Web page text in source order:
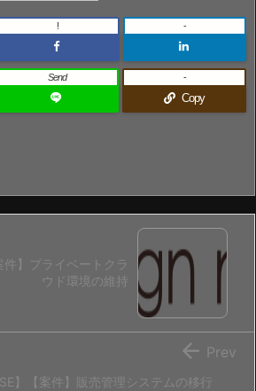
! -
Send
Copy
-
件】プライベートクラ
ウド環境の維持
SE】【案件】販売管理システムの移行
 Prev